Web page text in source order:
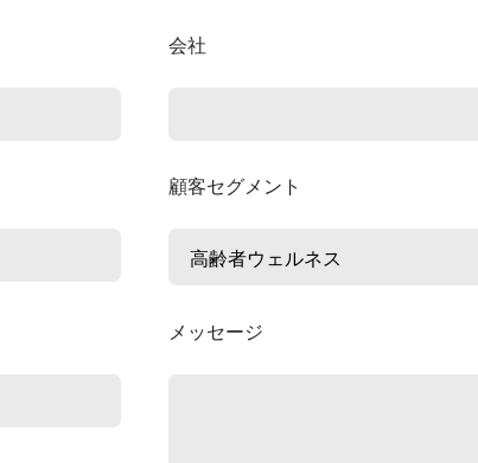
会社
顧客セグメント
メッセージ